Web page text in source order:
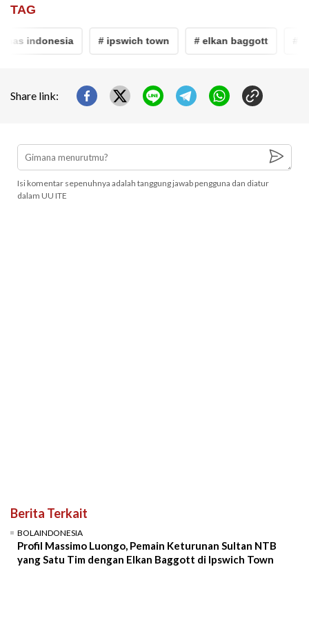
TAG
indonesia # ipswich town # elkan baggott #
Share link:
Isi komentar sepenuhnya adalah tanggung jawab pengguna dan diatur
dalam UU ITE
Berita Terkait
BOLAINDONESIA
Profil Massimo Luongo, Pemain Keturunan Sultan NTB
yang Satu Tim dengan Elkan Baggott di Ipswich Town